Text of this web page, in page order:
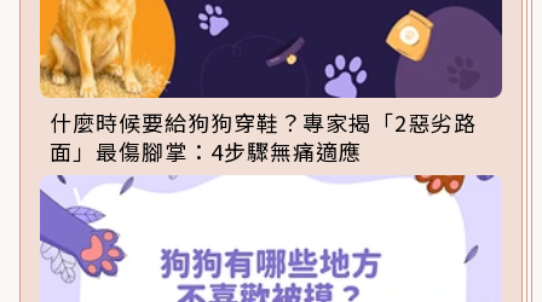
什麼時候要給狗狗穿鞋？專家揭「2惡劣路
面」最傷腳掌：4步驟無痛適應